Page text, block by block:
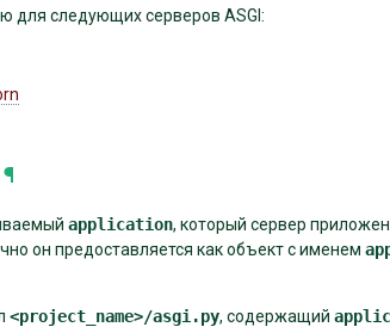
для следующих серверов ASGI:
¶
application, который сервер
он предоставляется как объект с именем
<project_name>/asgi.py, содержащий